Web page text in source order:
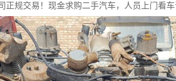
正规交易！现金求购二手汽车，人员上门看